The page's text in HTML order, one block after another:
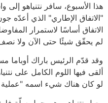
هذا الأسبوع، سافر نتنياهو
"الاتفاق الإطاري" الذي
الاتفاق أساسًا لاستمرار
لم يحقّق شيئًا حتى الآن ولا
وقد قدّم الرئيس باراك أوباما
ألقى فيها اللوم الكامل على
لو كان هناك شيء اسمه "عملية